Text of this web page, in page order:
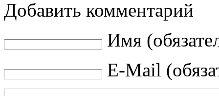
Добавить комментарий
Имя
E-Mail